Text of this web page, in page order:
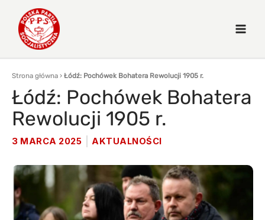
Strona główna › Łódź: Pochówek Bohatera Rewolucji 1905 r.
Łódź: Pochówek Bohatera
Rewolucji 1905 r.
3 MARCA 2025 AKTUALNOŚCI